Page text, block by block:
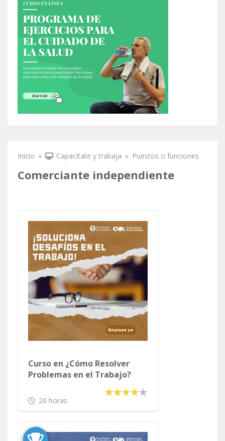
Inicio » Capacítate y trabaja » Puestos o funciones
Comerciante independiente
Curso en ¿Cómo Resolver
Problemas en el Trabajo?
20 horas